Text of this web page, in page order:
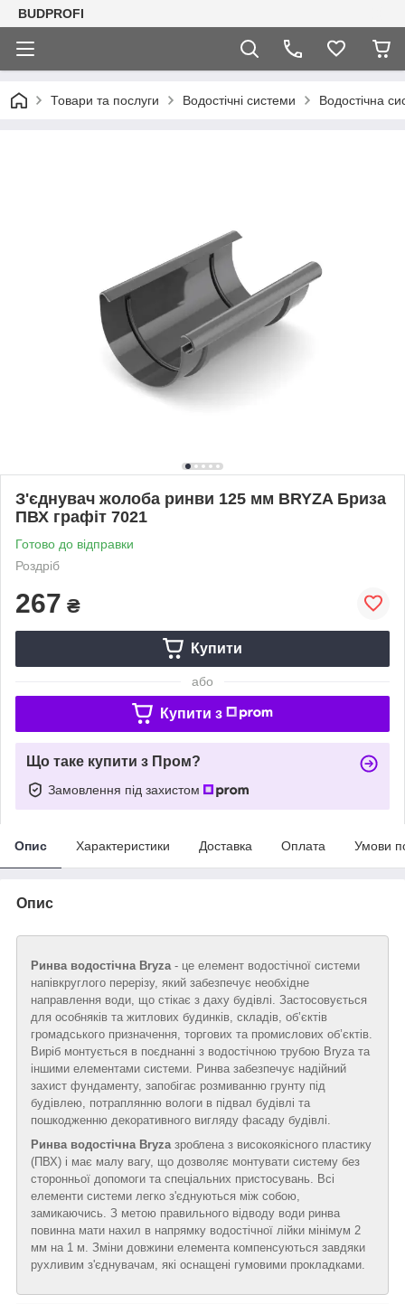
BUDPROFI
Товари та послуги Водостічні системи Водостічна
З'єднувач жолоба ринви 125 мм BRYZA Бриза
ПВХ графіт 7021
Готово до відправки
Роздріб
267 ₴
Купити
або
Купити з
Що таке купити з Пром?
Замовлення під захистом
Опис Характеристики Доставка Оплата Умови
Опис
Ринва водостічна Bryza - це елемент водостічної системи
напівкруглого перерізу, який забезпечує необхідне
направлення води, що стікає з даху будівлі. Застосовується
для особняків та житлових будинків, складів, об’єктів
громадського призначення, торгових та промислових об’єктів.
Виріб монтується в поєднанні з водостічною трубою Bryza та
іншими елементами системи. Ринва забезпечує надійний
захист фундаменту, запобігає розмиванню грунту під
будівлею, потраплянню вологи в підвал будівлі та
пошкодженню декоративного вигляду фасаду будівлі.
Ринва водостічна Bryza зроблена з високоякісного пластику
(ПВХ) і має малу вагу, що дозволяє монтувати систему без
сторонньої допомоги та спеціальних пристосувань. Всі
елементи системи легко з'єднуються між собою,
замикаючись. З метою правильного відводу води ринва
повинна мати нахил в напрямку водостічної лійки мінімум 2
мм на 1 м. Зміни довжини елемента компенсуються завдяки
рухливим з'єднувачам, які оснащені гумовими прокладками.